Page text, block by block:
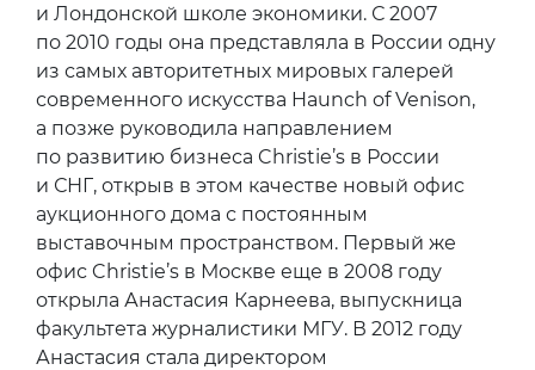
и Лондонской школе экономики. С 2007
по 2010 годы она представляла в России одну
из самых авторитетных мировых галерей
современного искусства Haunch of Venison,
а позже руководила направлением
по развитию бизнеса Christie’s в России
и СНГ, открыв в этом качестве новый офис
аукционного дома с постоянным
выставочным пространством. Первый же
офис Christie’s в Москве еще в 2008 году
открыла Анастасия Карнеева, выпускница
факультета журналистики МГУ. В 2012 году
Анастасия стала директором